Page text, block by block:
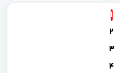
1
2
3
4